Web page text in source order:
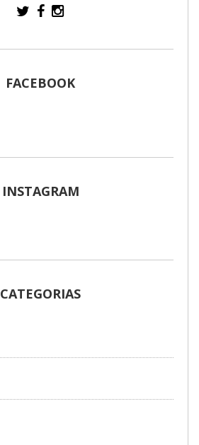
FACEBOOK
INSTAGRAM
CATEGORIAS